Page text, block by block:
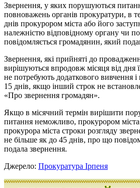
Звернення, у яких порушуються
повноважень органів прокуратури, в
днів прокурором міста або його
належністю відповідному органу чи
повідомляється громадянин, який
Звернення, які прийняті до
вирішуються впродовж місяця від дня
не потребують додаткового вивчення і
15 днів, якщо інший строк не
«Про звернення громадян».
Якщо в місячний термін вирішити
питання неможливо, прокурором
прокурора міста строки розгляду
не більше як до 45 днів, про що
подала звернення.
Джерело: Прокуратура Ірпеня